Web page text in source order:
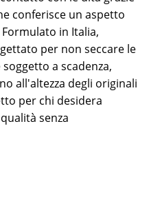
conferisce un aspetto
in Italia,
per non seccare le
a scadenza,
all'altezza degli originali
per chi desidera
senza